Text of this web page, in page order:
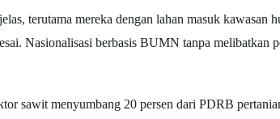
terutama mereka dengan lahan masuk kawasan
Nasionalisasi berbasis BUMN tanpa melibatkan
sawit menyumbang 20 persen dari PDRB